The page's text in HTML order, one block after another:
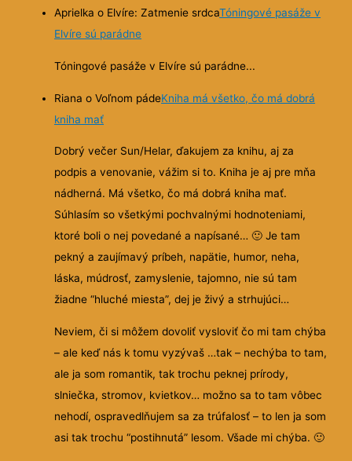
Aprielka o Elvíre: Zatmenie srdcaTóningové pasáže v
Elvíre sú parádne
Tóningové pasáže v Elvíre sú parádne...
Riana o Voľnom pádeKniha má všetko, čo má dobrá
kniha mať
Dobrý večer Sun/Helar, ďakujem za knihu, aj za
podpis a venovanie, vážim si to. Kniha je aj pre mňa
nádherná. Má všetko, čo má dobrá kniha mať.
Súhlasím so všetkými pochvalnými hodnoteniami,
ktoré boli o nej povedané a napísané…🙂 Je tam
pekný a zaujímavý príbeh, napätie, humor, neha,
láska, múdrosť, zamyslenie, tajomno, nie sú tam
žiadne “hluché miesta”, dej je živý a strhujúci…
Neviem, či si môžem dovoliť vysloviť čo mi tam chýba
– ale keď nás k tomu vyzývaš …tak – nechýba to tam,
ale ja som romantik, tak trochu peknej prírody,
slniečka, stromov, kvietkov… možno sa to tam vôbec
nehodí, ospravedlňujem sa za trúfalosť – to len ja som
asi tak trochu “postihnutá” lesom. Všade mi chýba.🙂